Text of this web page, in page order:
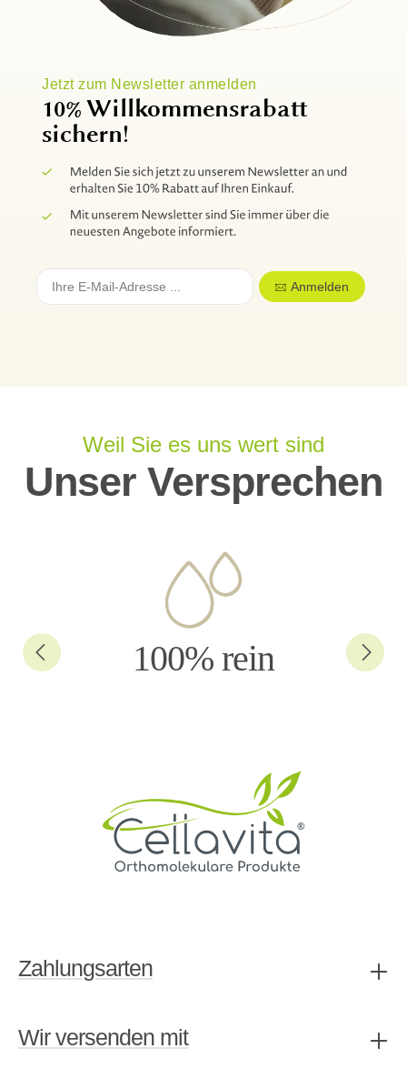
Jetzt zum Newsletter anmelden
10% Willkommensrabatt
sichern!
Anmelden
Weil Sie es uns wert sind
Unser Versprechen
100% rein
Zahlungsarten
Wir versenden mit